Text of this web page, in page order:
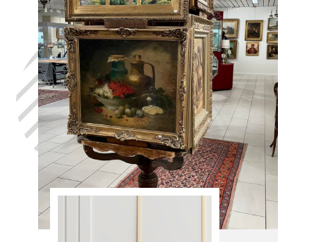
Laat uw huis
leegmaken
Knokke, in het
volste
vertrouwen,
met de hulp
van Antiek
Opkoper